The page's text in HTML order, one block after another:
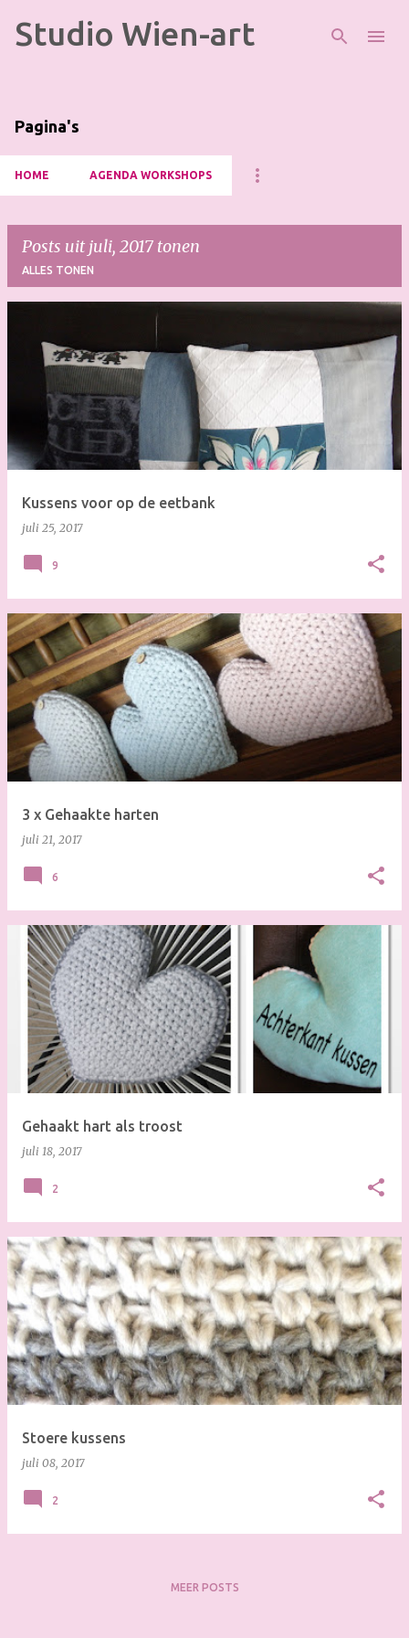
Doorgaan naar hoofdcontent
Studio Wien-art
Pagina's
HOME AGENDA WORKSHOPS
Posts uit juli, 2017 tonen
ALLES TONEN
s
Kussens voor op de eetbank
juli 25, 2017
9
3 x Gehaakte harten
juli 21, 2017
6
Gehaakt hart als troost
juli 18, 2017
2
Stoere kussens
juli 08, 2017
2
MEER POSTS